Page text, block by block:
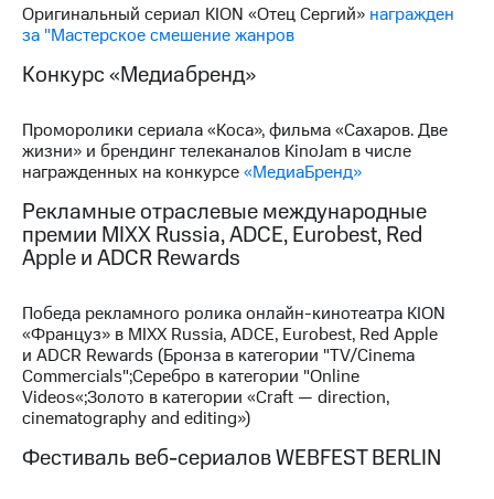
Оригинальный сериал KION «Отец Сергий» награжден
за "Мастерское смешение жанров
Конкурс «Медиабренд»
Проморолики сериала «Коса», фильма «Сахаров. Две
жизни» и брендинг телеканалов KinoJam в числе
награжденных на конкурсе«МедиаБренд»
Рекламные отраслевые международные
премии MIXX Russia, ADCE, Eurobest, Red
Apple и ADCR Rewards
Победа рекламного ролика онлайн-кинотеатра KION
«Француз» в MIXX Russia, ADCE, Eurobest, Red Apple
и ADCR Rewards (Бронза в категории "TV/Cinema
Commercials";Серебро в категории "Online
Videos«;Золото в категории «Craft — direction,
cinematography and editing»)
Фестиваль веб-сериалов WEBFEST BERLIN